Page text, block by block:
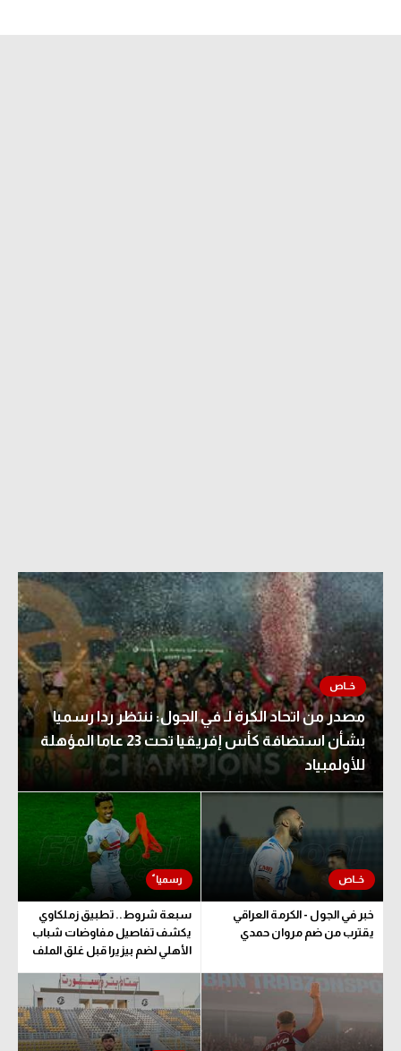
مصدر من اتحاد الكرة لـ في الجول: ننتظر ردا رسميا
بشأن استضافة كأس إفريقيا تحت 23 عاما المؤهلة
للأولمبياد
خبر في الجول - الكرمة العراقي
يقترب من ضم مروان حمدي
سبعة شروط.. تطبيق زملكاوي
يكشف تفاصيل مفاوضات شباب
الأهلي لضم بيزيرا قبل غلق الملف